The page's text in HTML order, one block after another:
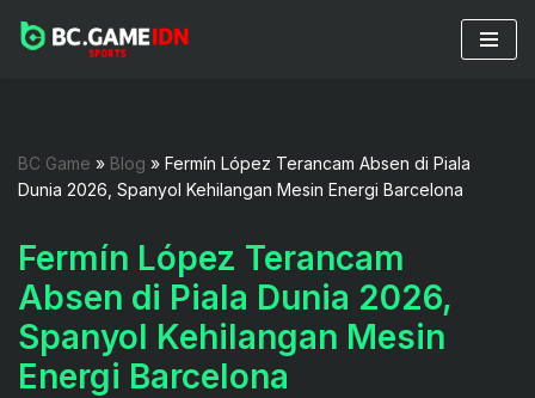
BC Game » Blog » Fermín López Terancam Absen di Piala
Dunia 2026, Spanyol Kehilangan Mesin Energi Barcelona
Fermín López Terancam
Absen di Piala Dunia 2026,
Spanyol Kehilangan Mesin
Energi Barcelona